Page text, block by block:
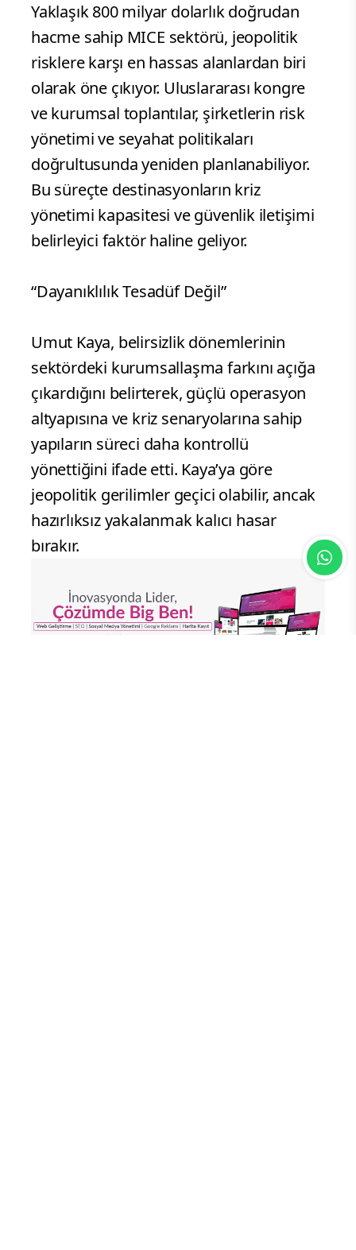
Yaklaşık 800 milyar dolarlık doğrudan
hacme sahip MICE sektörü, jeopolitik
risklere karşı en hassas alanlardan biri
olarak öne çıkıyor. Uluslararası kongre
ve kurumsal toplantılar, şirketlerin risk
yönetimi ve seyahat politikaları
doğrultusunda yeniden planlanabiliyor.
Bu süreçte destinasyonların kriz
yönetimi kapasitesi ve güvenlik iletişimi
belirleyici faktör haline geliyor.
“Dayanıklılık Tesadüf Değil”
Umut Kaya, belirsizlik dönemlerinin
sektördeki kurumsallaşma farkını açığa
çıkardığını belirterek, güçlü operasyon
altyapısına ve kriz senaryolarına sahip
yapıların süreci daha kontrollü
yönettiğini ifade etti. Kaya’ya göre
jeopolitik gerilimler geçici olabilir, ancak
hazırlıksız yakalanmak kalıcı hasar
bırakır.